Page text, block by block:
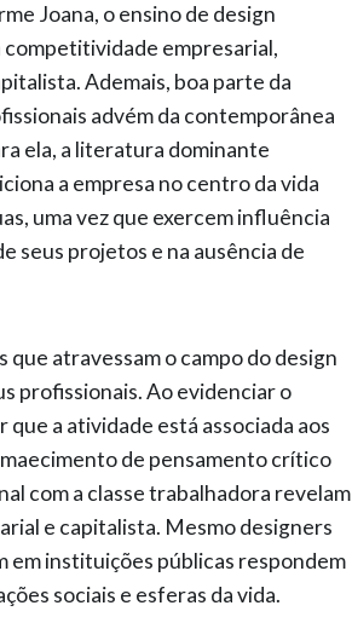
Joana, o ensino de design
competitividade empresarial,
Ademais, boa parte da
advém da contemporânea
ela, a literatura dominante
a empresa no centro da vida
uma vez que exercem influência
seus projetos e na ausência de
que atravessam o campo do design
profissionais. Ao evidenciar o
a atividade está associada aos
de pensamento crítico
com a classe trabalhadora revelam
e capitalista. Mesmo designers
em instituições públicas respondem
sociais e esferas da vida.